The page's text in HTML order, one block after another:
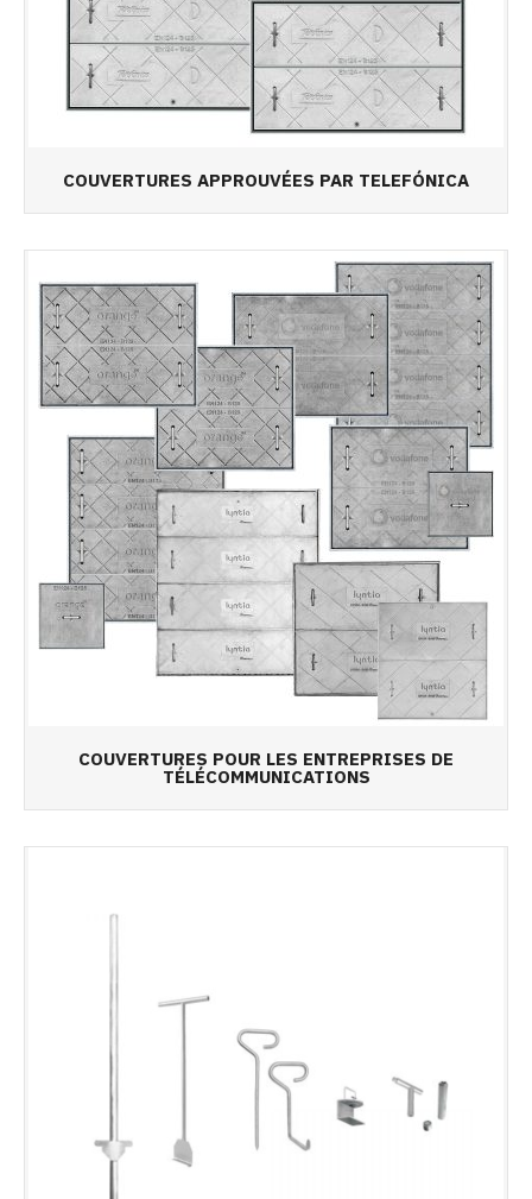
COUVERTURES APPROUVÉES PAR TELEFÓNICA
COUVERTURES POUR LES ENTREPRISES DE
TÉLÉCOMMUNICATIONS